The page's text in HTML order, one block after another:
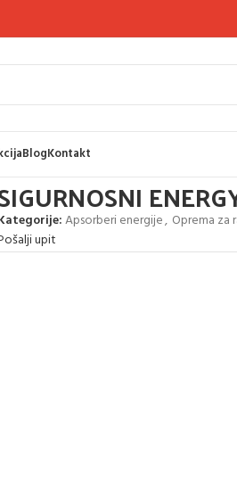
BlogKontakt
Apsorberi energije, Oprema za
upit